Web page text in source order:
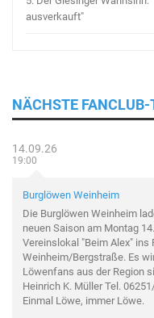
ausverkauft"
NÄCHSTE
14.09.26
19:00
Burglöwen Weinheim
Die Burglöwen Weinheim
neuen Saison am Montag
Vereinslokal "Beim Alex" ins
Weinheim/Bergstraße. Es
Löwenfans aus der Region
Heinrich K. Müller Tel.
Einmal Löwe, immer Löwe.